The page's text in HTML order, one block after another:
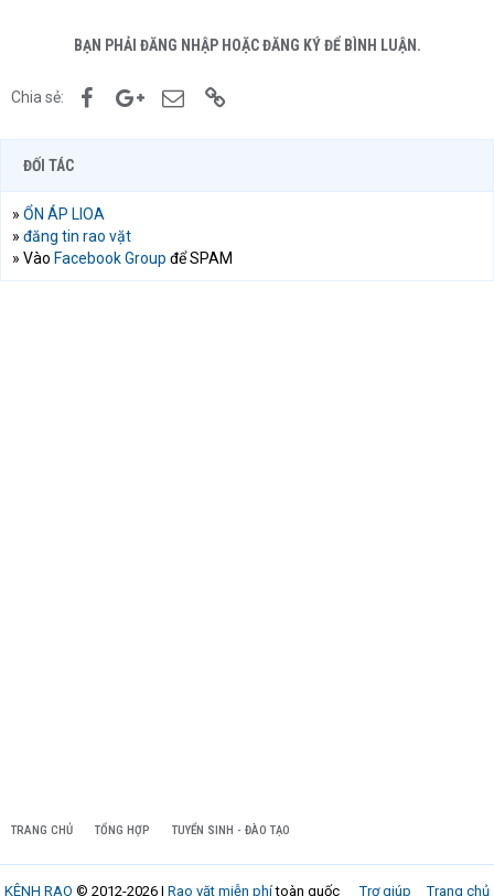
BẠN PHẢI ĐĂNG NHẬP HOẶC ĐĂNG KÝ ĐỂ BÌNH LUẬN.
Chia sẻ: FacebookGoogle+Email
ĐỐI TÁC
» ỔN ÁP LIOA
» đăng tin rao vặt
» Vào Facebook Group để SPAM
TRANG CHỦ TỔNG HỢP TUYỂN SINH - ĐÀO TẠO
Trợ giúp Trang chủ
KÊNH RAO © 2012-2026 | Rao vặt miễn phítoàn quốc